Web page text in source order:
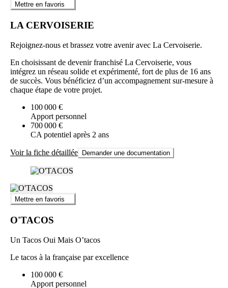
Mettre en favoris
LA CERVOISERIE
Rejoignez-nous et brassez votre avenir avec La Cervoiserie.
En choisissant de devenir franchisé La Cervoiserie, vous
intégrez un réseau solide et expérimenté, fort de plus de 16 ans
de succès. Vous bénéficiez d’un accompagnement sur-mesure à
chaque étape de votre projet.
100 000 €
Apport personnel
700 000 €
CA potentiel après 2 ans
Voir la fiche détaillée Demander une documentation
Mettre en favoris
O'TACOS
Un Tacos Oui Mais O’tacos
Le tacos à la française par excellence
100 000 €
Apport personnel